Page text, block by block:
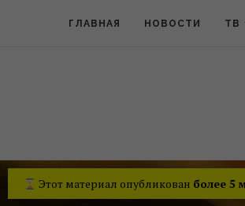
ГЛАВНАЯ НОВОСТИ ТВ
Этот материал опубликован более 5